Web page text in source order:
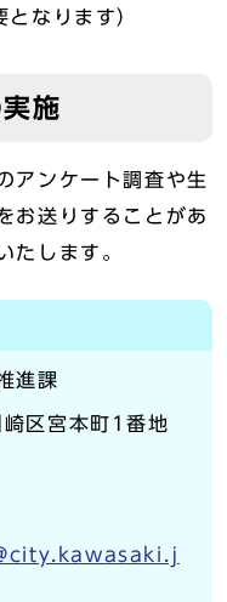
なります）
施
アンケート調査や生
お送りすることがあ
たします。
進課
区宮本町1番地